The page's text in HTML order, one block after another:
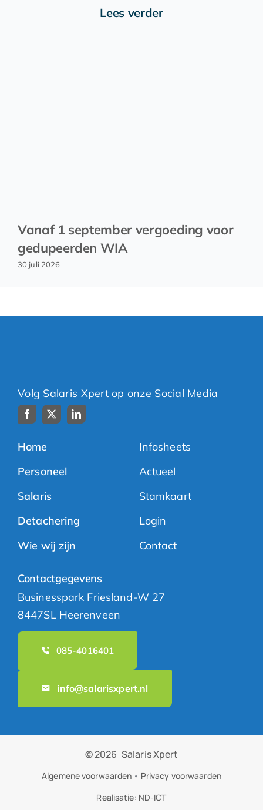
Lees verder
Vanaf 1 september vergoeding voor
gedupeerden WIA
30 juli 2026
Volg Salaris Xpert op onze Social Media
Home
Personeel
Salaris
Detachering
Wie wij zijn
Infosheets
Actueel
Stamkaart
Login
Contact
Contactgegevens
Businesspark Friesland-W 27
8447SL Heerenveen
085-4016401
info@salarisxpert.nl
© 2026 Salaris Xpert
Algemene voorwaarden • Privacy voorwaarden
Realisatie: ND-ICT